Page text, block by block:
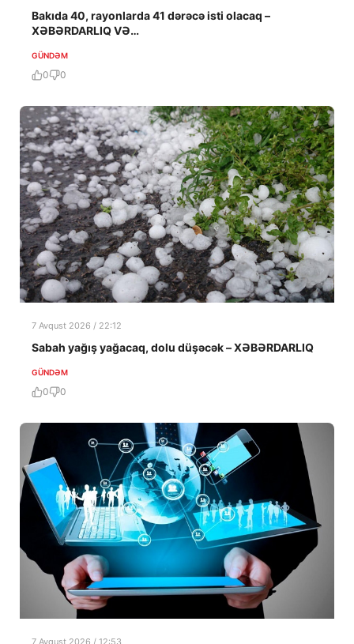
Bakıda 40, rayonlarda 41 dərəcə isti olacaq –
XƏBƏRDARLIQ VƏ…
GÜNDƏM
0 0
7 Avqust 2026 / 22:12
Sabah yağış yağacaq, dolu düşəcək – XƏBƏRDARLIQ
GÜNDƏM
0 0